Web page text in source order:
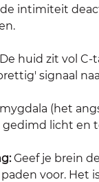
intimiteit
De huid zit vol
signaal
(het
licht en
Geef je brein
voor. Het